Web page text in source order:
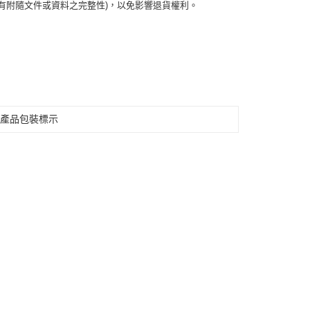
隨文件或資料之完整性)，以免影響退貨權利。
品包裝標示